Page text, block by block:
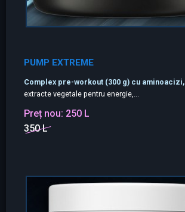
PUMP EXTREME
Complex pre-workout (300 g) cu aminoacizi,
extracte vegetale pentru energie,...
Preț nou: 250 L
350 L